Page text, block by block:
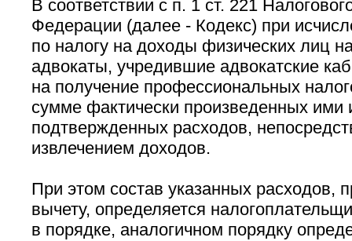
В соответствии с п. 1 ст. 221
Федерации (далее - Кодекс) при
по налогу на доходы физических лиц
адвокаты, учредившие адвокатские
на получение профессиональных
сумме фактически произведенных ими
подтвержденных расходов,
извлечением доходов.
При этом состав указанных расходов,
вычету, определяется
в порядке, аналогичном порядку